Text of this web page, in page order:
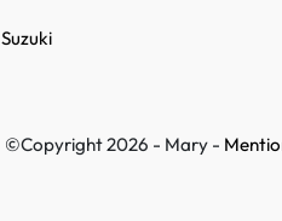
Suzuki
©Copyright 2026 - Mary -